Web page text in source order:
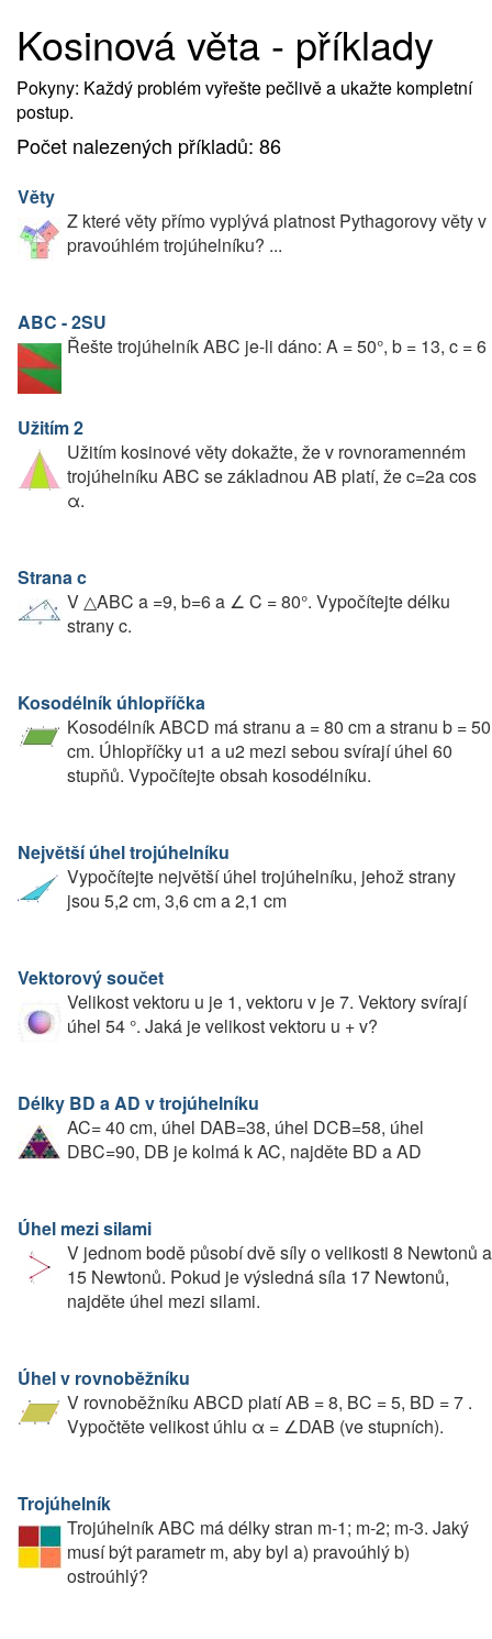
Kosinová věta - příklady
Pokyny: Každý problém vyřešte pečlivě a ukažte kompletní
postup.
Počet nalezených příkladů: 86
Věty
Z které věty přímo vyplývá platnost Pythagorovy věty v
pravoúhlém trojúhelníku? ...
ABC - 2SU
Řešte trojúhelník ABC je-li dáno: A = 50°, b = 13, c = 6
Užitím 2
Užitím kosinové věty dokažte, že v rovnoramenném
trojúhelníku ABC se základnou AB platí, že c=2a cos
α.
Strana c
V △ABC a =9, b=6 a ∠ C = 80°. Vypočítejte délku
strany c.
Kosodélník úhlopříčka
Kosodélník ABCD má stranu a = 80 cm a stranu b = 50
cm. Úhlopříčky u1 a u2 mezi sebou svírají úhel 60
stupňů. Vypočítejte obsah kosodélníku.
Největší úhel trojúhelníku
Vypočítejte největší úhel trojúhelníku, jehož strany
jsou 5,2 cm, 3,6 cm a 2,1 cm
Vektorový součet
Velikost vektoru u je 1, vektoru v je 7. Vektory svírají
úhel 54 °. Jaká je velikost vektoru u + v?
Délky BD a AD v trojúhelníku
AC= 40 cm, úhel DAB=38, úhel DCB=58, úhel
DBC=90, DB je kolmá k AC, najděte BD a AD
Úhel mezi silami
V jednom bodě působí dvě síly o velikosti 8 Newtonů a
15 Newtonů. Pokud je výsledná síla 17 Newtonů,
najděte úhel mezi silami.
Úhel v rovnoběžníku
V rovnoběžníku ABCD platí AB = 8, BC = 5, BD = 7 .
Vypočtěte velikost úhlu α = ∠DAB (ve stupních).
Trojúhelník
Trojúhelník ABC má délky stran m-1; m-2; m-3. Jaký
musí být parametr m, aby byl a) pravoúhlý b)
ostroúhlý?